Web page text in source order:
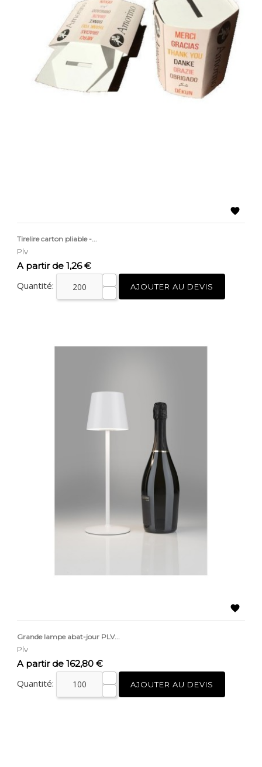

Tirelire carton pliable -...
Plv
Prix
A partir de 1,26 €
Quantité: AJOUTER AU DEVIS

Grande lampe abat-jour PLV...
Plv
Prix
A partir de 162,80 €
Quantité: AJOUTER AU DEVIS